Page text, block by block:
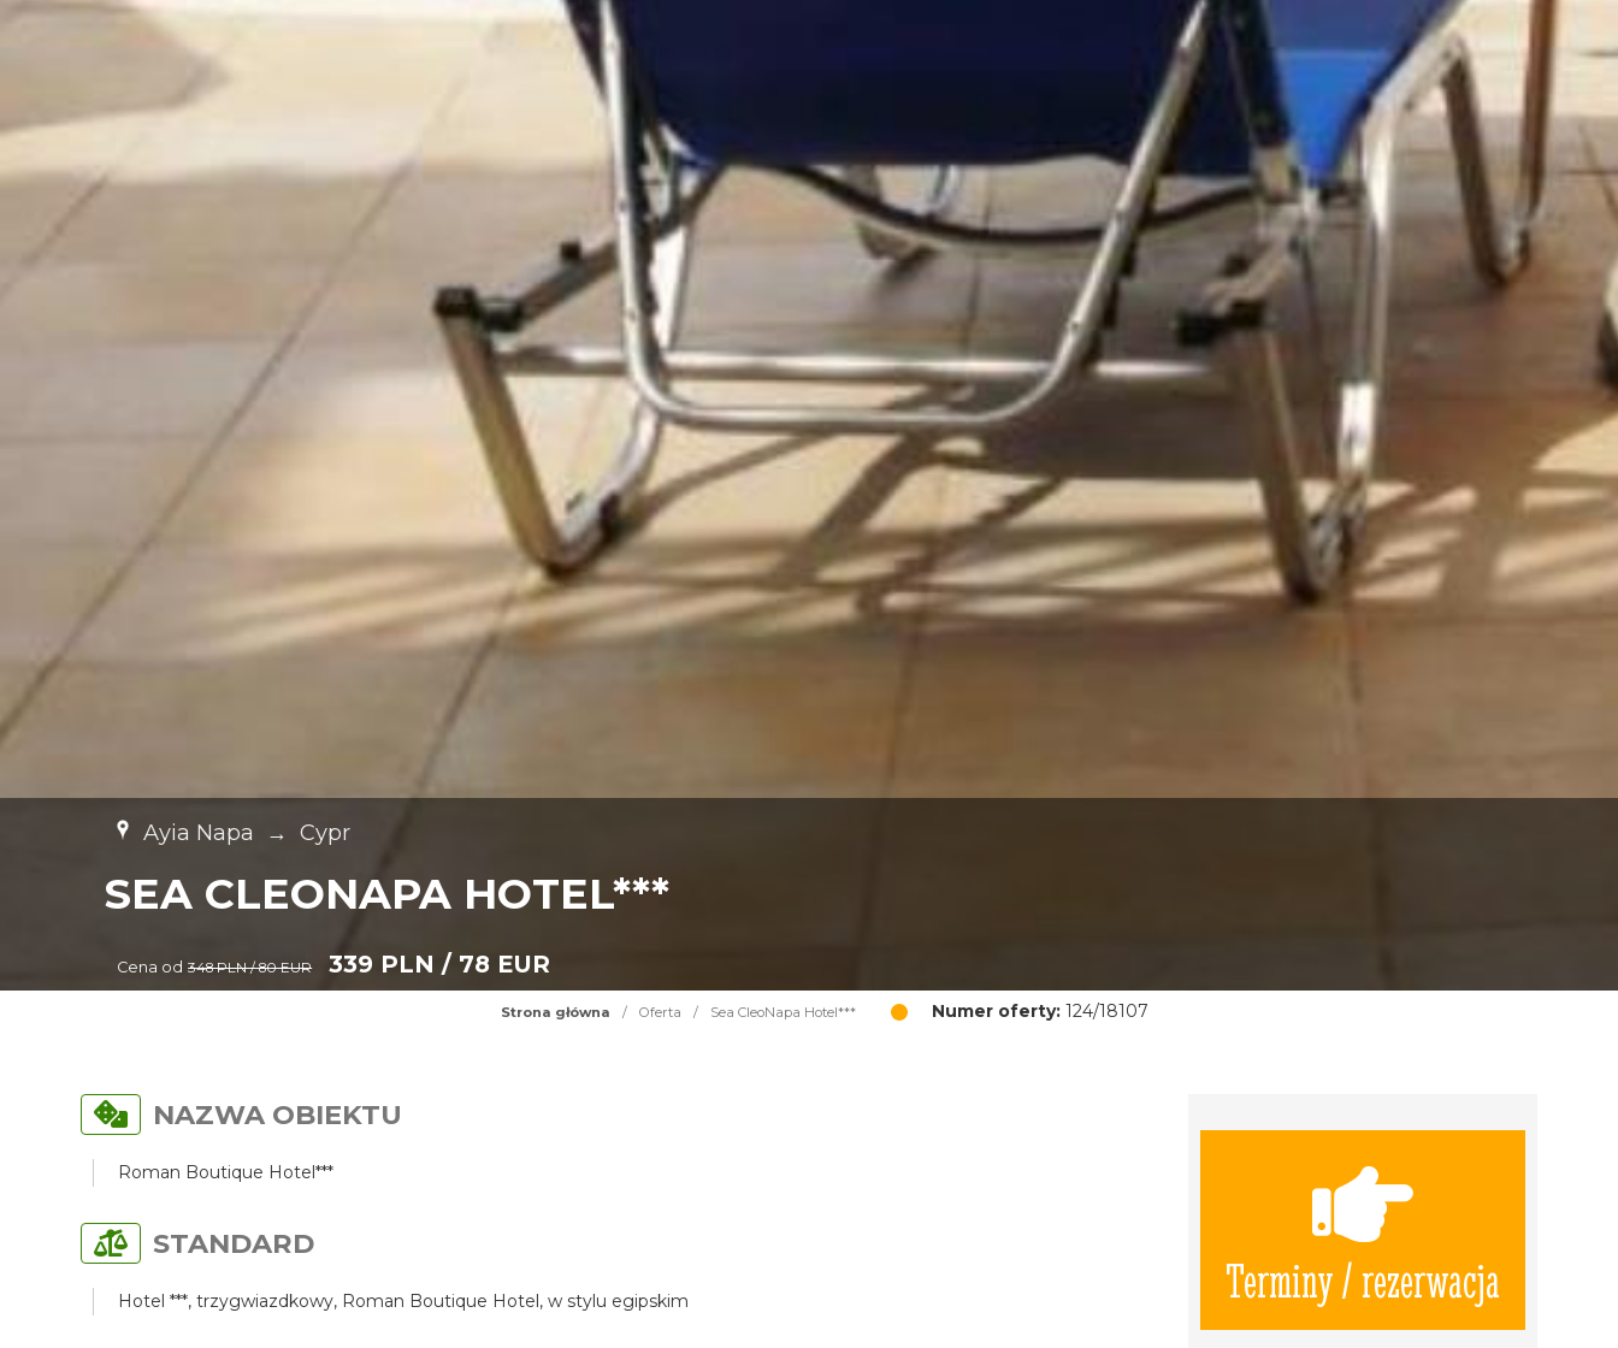
Ayia Napa → Cypr
SEA CLEONAPA HOTEL***
Cena od 348 PLN / 80 EUR 339 PLN / 78 EUR
Strona główna / Oferta / Sea CleoNapa Hotel*** Numer oferty:124/18107
Terminy / rezerwacja
NAZWA OBIEKTU
Roman Boutique Hotel***
STANDARD
Hotel ***, trzygwiazdkowy, Roman Boutique Hotel, w stylu egipskim